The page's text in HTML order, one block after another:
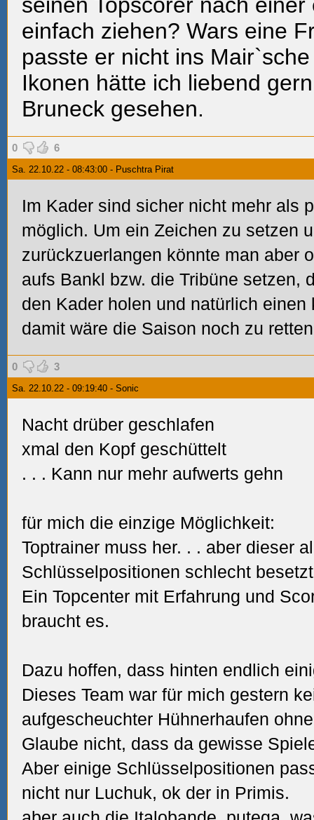
einfach ziehen? Wars eine
passte er nicht ins
Ikonen hätte ich liebend
Bruneck gesehen.
0 6
Sa. 22.10.22 - 08:43:00 - Puschtra Pirat
Im Kader sind sicher nicht mehr als
möglich. Um ein Zeichen zu setzen
zurückzuerlangen könnte man aber
aufs Bankl bzw. die Tribüne setzen,
den Kader holen und natürlich
damit wäre die Saison noch zu
0 3
Sa. 22.10.22 - 09:19:40 - Sonic
Nacht drüber geschlafen
xmal den Kopf geschüttelt
. . . Kann nur mehr aufwerts gehn
für mich die einzige Möglichkeit:
Toptrainer muss her. . . aber dieser
Schlüsselpositionen schlecht
Ein Topcenter mit Erfahrung und
braucht es.
Dazu hoffen, dass hinten endlich
Dieses Team war für mich gestern
aufgescheuchter Hühnerhaufen
Glaube nicht, dass da gewisse
Aber einige Schlüsselpositionen
nicht nur Luchuk, ok der in Primis.